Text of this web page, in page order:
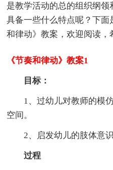
是教学活动的总的组织纲
具备一些什么特点呢？下
和律动》教案，欢迎阅读，
《节奏和律动》教案1
目标：
1、过幼儿对教师的模
空间。
2、启发幼儿的肢体意
过程